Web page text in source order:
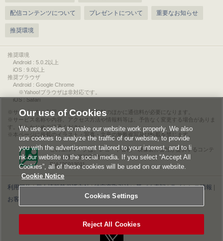
配信コンテンツについて プレゼントについて 重要なお知らせ
推奨環境
推奨環境
Android : 5.0.2以上
iOS : 9.0以上
推奨ブラウザ
Android : Google Chrome
※Yahoo!ブラウザは非対応です。
iOS : Safari
サービスをご利用されるには、情報料のほかに通信料が必要になります。
サービス名称や内容、アクセス方法や情報料等は、予告なく変更する場合がありま
す。あらかじめご了承ください。
本ページに掲載のイラスト・写真・文章の無断複写及び転載を禁じます。
このエルマークは、レコード会社・映像製作会社が提供するコンテ
ンツを示す登録商標です。
RIAJ00013011
利用規約|個人情報等保護方針|特定商取引法に基づく表記|ライセンス情報
お客様情報の外部送信について|Cookies Settings
Our use of Cookies
We use cookies to make our website work properly. We also
use cookies to analyze the traffic of our website, to provide
you with the advertisement tailored to your interest, and to li
nk our website to the social media. If you select “Accept All
Cookies”, all of these cookies will be used on our website.
Cookie Notice
Cookies Settings
Reject All Cookies